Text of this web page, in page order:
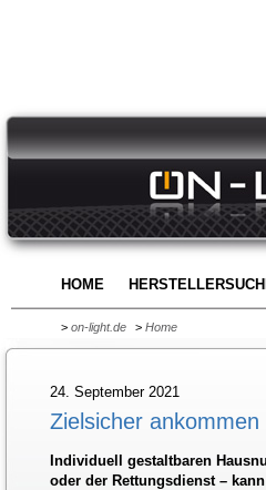
HOME
> on-light.de > Home
24. September 2021
Zielsicher ankommen
Individuell gestaltbaren
oder der Rettungsdienst –